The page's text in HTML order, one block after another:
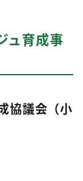
ュ育成事
協議会（小